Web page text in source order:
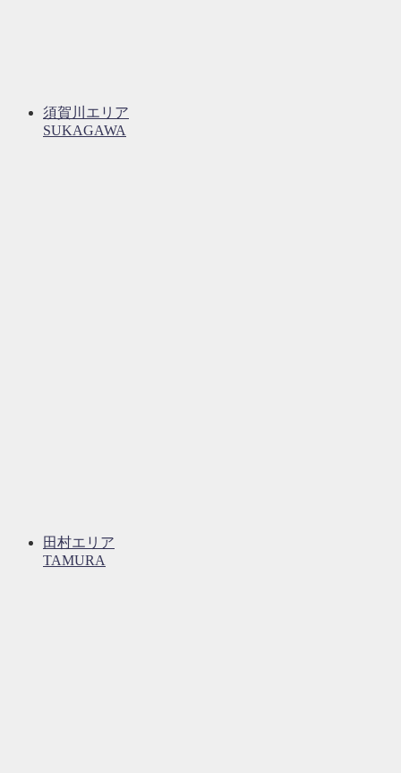
須賀川エリア
SUKAGAWA
田村エリア
TAMURA